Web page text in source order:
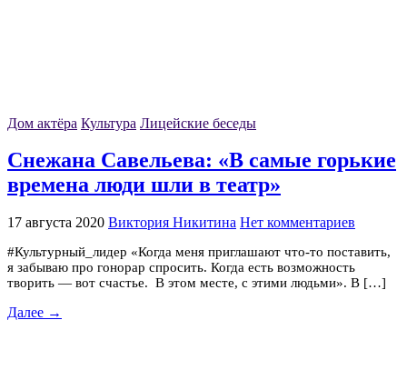
Дом актёра Культура Лицейские беседы
Снежана Савельева: «В самые горькие
времена люди шли в театр»
17 августа 2020 Виктория Никитина Нет комментариев
#Культурный_лидер «Когда меня приглашают что-то поставить,
я забываю про гонорар спросить. Когда есть возможность
творить — вот счастье. В этом месте, с этими людьми». В […]
Далее →